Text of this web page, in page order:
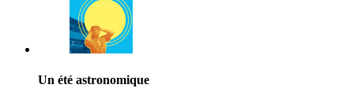
Un été astronomique